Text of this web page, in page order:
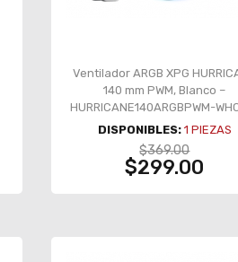
Ventilador ARGB XPG
140 mm PWM, Blanco –
HURRICANE140ARGBPWM-
DISPONIBLES: 1 PIEZAS
$369.00
$299.00